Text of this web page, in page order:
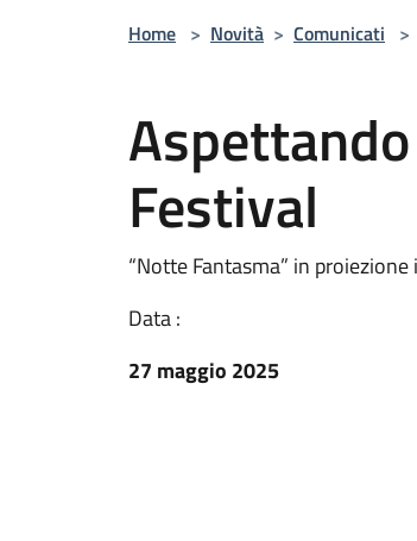
Home > Novità > Comunicati >
Festival
“Notte Fantasma” in
Data :
27 maggio 2025